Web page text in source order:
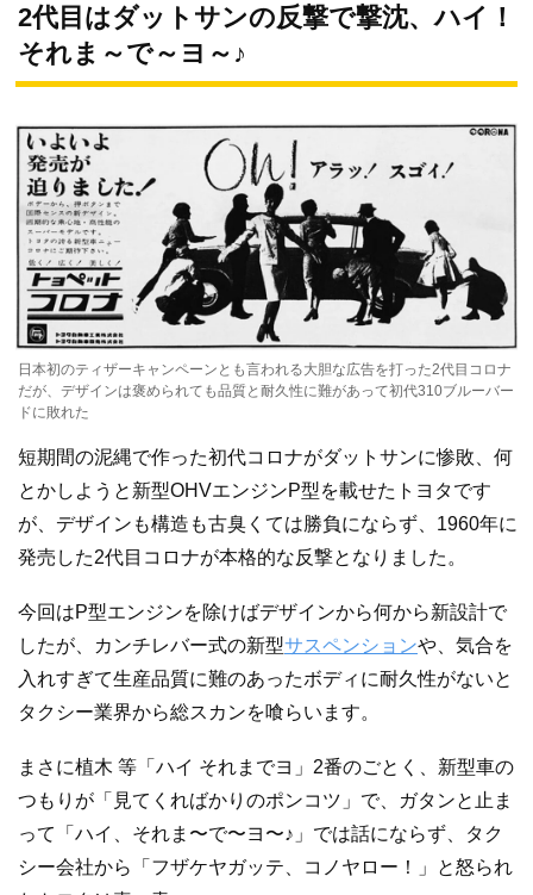
2代目はダットサンの反撃で撃沈、ハイ！
それま～で～ヨ～♪
日本初のティザーキャンペーンとも言われる大胆な広告を打った2代目コロナ
だが、デザインは褒められても品質と耐久性に難があって初代310ブルーバー
ドに敗れた
短期間の泥縄で作った初代コロナがダットサンに惨敗、何
とかしようと新型OHVエンジンP型を載せたトヨタです
が、デザインも構造も古臭くては勝負にならず、1960年に
発売した2代目コロナが本格的な反撃となりました。
今回はP型エンジンを除けばデザインから何から新設計で
したが、カンチレバー式の新型サスペンションや、気合を
入れすぎて生産品質に難のあったボディに耐久性がないと
タクシー業界から総スカンを喰らいます。
まさに植木 等「ハイ それまでヨ」2番のごとく、新型車の
つもりが「見てくればかりのポンコツ」で、ガタンと止ま
って「ハイ、それま〜で〜ヨ〜♪」では話にならず、タク
シー会社から「フザケヤガッテ、コノヤロー！」と怒られ